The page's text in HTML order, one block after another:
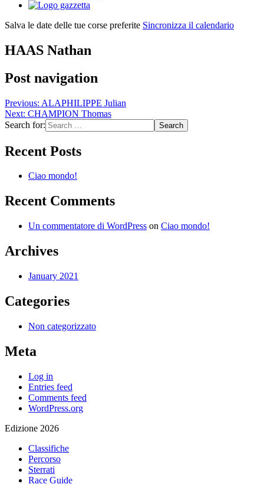
Salva le date delle tue corse preferite Sincronizza il calendario
HAAS Nathan
Post navigation
Previous: ALAPHILIPPE Julian
Next: CHAMPION Thomas
Search for:
Recent Posts
Ciao mondo!
Recent Comments
Un commentatore di WordPress on Ciao mondo!
Archives
January 2021
Categories
Non categorizzato
Meta
Log in
Entries feed
Comments feed
WordPress.org
Edizione 2026
Classifiche
Percorso
Sterrati
Race Guide